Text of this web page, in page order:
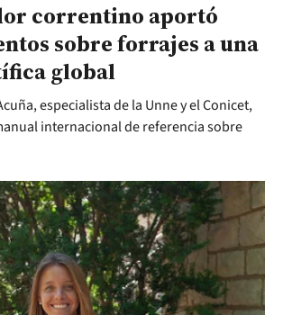
correntino aportó
sobre forrajes a una
global
especialista de la Unne y el Conicet,
internacional de referencia sobre